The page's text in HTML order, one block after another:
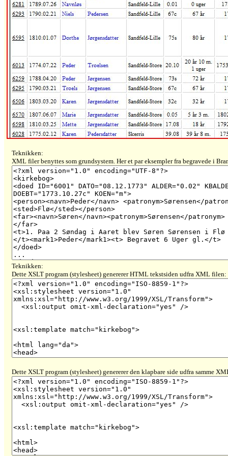
Teknikken:
XML filer benyttes som grundsystem. Her et par eksempler fra begravede i
Teknikken:
Dette XSLT program (stylesheet) genererer HTML tekstsiden udfra XML filen:
Dette XSLT program (stylesheet) genererer den klapbare side udfra samme